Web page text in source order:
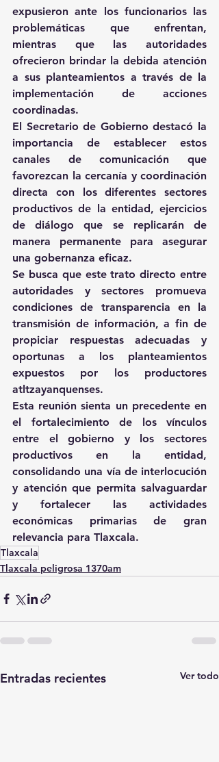
expusieron ante los funcionarios las
problemáticas que enfrentan,
mientras que las autoridades
ofrecieron brindar la debida atención
a sus planteamientos a través de la
implementación de acciones
coordinadas.
El Secretario de Gobierno destacó la
importancia de establecer estos
canales de comunicación que
favorezcan la cercanía y coordinación
directa con los diferentes sectores
productivos de la entidad, ejercicios
de diálogo que se replicarán de
manera permanente para asegurar
una gobernanza eficaz.
Se busca que este trato directo entre
autoridades y sectores promueva
condiciones de transparencia en la
transmisión de información, a fin de
propiciar respuestas adecuadas y
oportunas a los planteamientos
expuestos por los productores
atltzayanquenses.
Esta reunión sienta un precedente en
el fortalecimiento de los vínculos
entre el gobierno y los sectores
productivos en la entidad,
consolidando una vía de interlocución
y atención que permita salvaguardar
y fortalecer las actividades
económicas primarias de gran
relevancia para Tlaxcala.
Tlaxcala
Tlaxcala peligrosa 1370am
Entradas recientes Ver todo